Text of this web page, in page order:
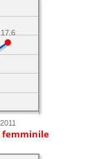
2011
17.6
femminile